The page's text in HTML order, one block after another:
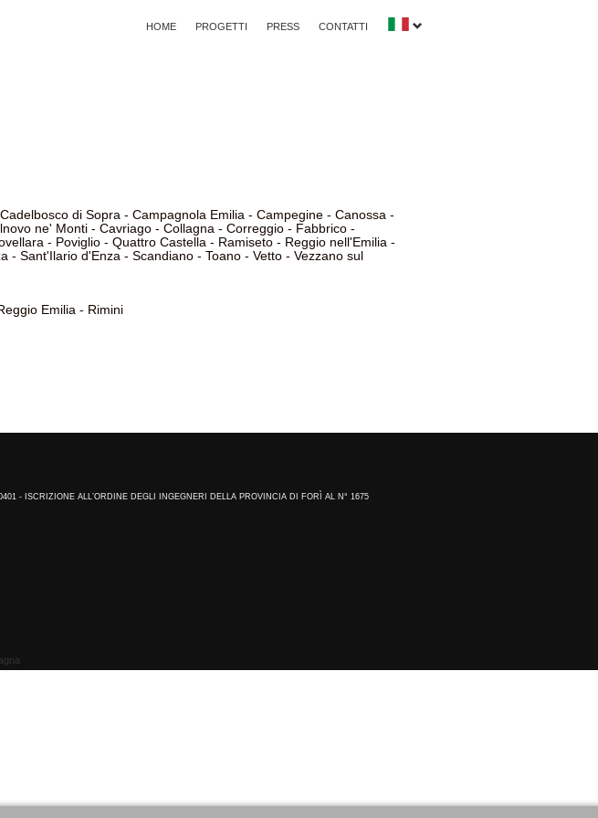
HOME PROGETTI PRESS CONTATTI
Cadelbosco di Sopra- Campagnola Emilia- Campegine- Canossa-
ne' Monti- Cavriago- Collagna- Correggio- Fabbrico-
- Poviglio- Quattro Castella- Ramiseto- Reggio nell'Emilia-
- Sant'Ilario d'Enza- Scandiano- Toano- Vetto- Vezzano sul
Emilia- Rimini
- ISCRIZIONE ALL’ORDINE DEGLI INGEGNERI DELLA PROVINCIA DI FORÌ AL N° 1675